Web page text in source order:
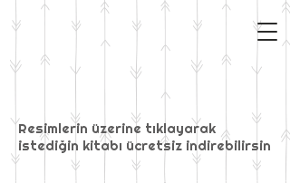
Resimlerin üzerine tıklayarak
istediğin kitabı ücretsiz indirebilirsin